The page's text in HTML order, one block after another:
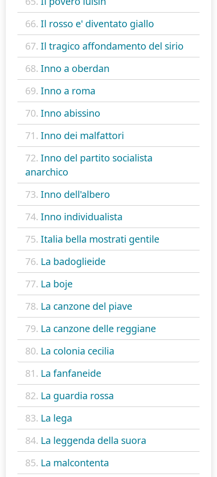
66. Il rosso e' diventato giallo
67. Il tragico affondamento del sirio
68. Inno a oberdan
69. Inno a roma
70. Inno abissino
71. Inno dei malfattori
72. Inno del partito socialista
anarchico
73. Inno dell'albero
74. Inno individualista
75. Italia bella mostrati gentile
76. La badoglieide
77. La boje
78. La canzone del piave
79. La canzone delle reggiane
80. La colonia cecilia
81. La fanfaneide
82. La guardia rossa
83. La lega
84. La leggenda della suora
85. La malcontenta